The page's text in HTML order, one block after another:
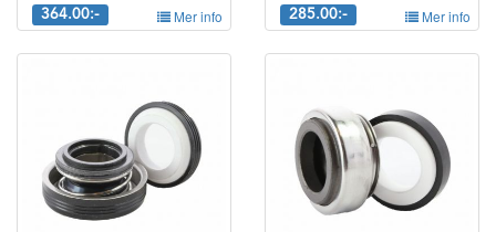
364.00:- Mer info 285.00:- Mer info